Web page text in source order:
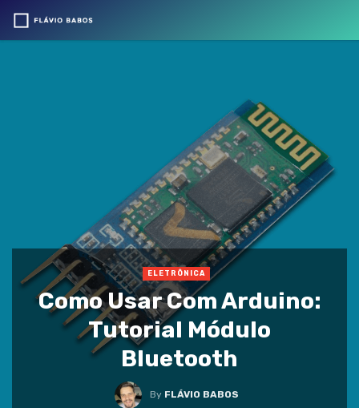
ELETRÔNICA
Como Usar Com Arduino:
Tutorial Módulo
Bluetooth
By FLÁVIO BABOS